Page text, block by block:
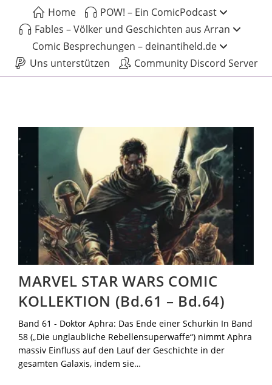
Home
POW! – Ein ComicPodcast
Fables – Völker und Geschichten aus Arran
Comic Besprechungen – deinantiheld.de
Uns unterstützen
Community Discord Server
MARVEL STAR WARS COMIC
KOLLEKTION (Bd.61 – Bd.64)
Band 61 - Doktor Aphra: Das Ende einer Schurkin In Band
58 („Die unglaubliche Rebellensuperwaffe“) nimmt Aphra
massiv Einfluss auf den Lauf der Geschichte in der
gesamten Galaxis, indem sie…